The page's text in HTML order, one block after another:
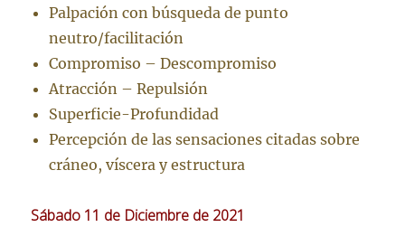
Palpación con búsqueda de punto
neutro/facilitación
Compromiso – Descompromiso
Atracción – Repulsión
Superficie-Profundidad
Percepción de las sensaciones citadas sobre
cráneo, víscera y estructura
Sábado 11 de Diciembre de 2021